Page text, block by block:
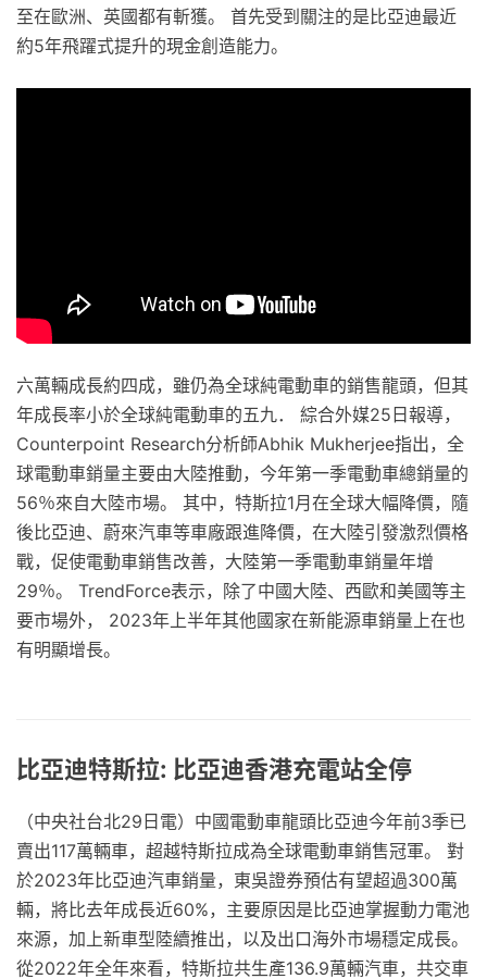
至在歐洲、英國都有斬獲。 首先受到關注的是比亞迪最近
約5年飛躍式提升的現金創造能力。
六萬輛成長約四成，雖仍為全球純電動車的銷售龍頭，但其
年成長率小於全球純電動車的五九． 綜合外媒25日報導，
Counterpoint Research分析師Abhik Mukherjee指出，全
球電動車銷量主要由大陸推動，今年第一季電動車總銷量的
56％來自大陸市場。 其中，特斯拉1月在全球大幅降價，隨
後比亞迪、蔚來汽車等車廠跟進降價，在大陸引發激烈價格
戰，促使電動車銷售改善，大陸第一季電動車銷量年增
29％。 TrendForce表示，除了中國大陸、西歐和美國等主
要市場外， 2023年上半年其他國家在新能源車銷量上在也
有明顯增長。
比亞迪特斯拉: 比亞迪香港充電站全停
（中央社台北29日電）中國電動車龍頭比亞迪今年前3季已
賣出117萬輛車，超越特斯拉成為全球電動車銷售冠軍。 對
於2023年比亞迪汽車銷量，東吳證券預估有望超過300萬
輛，將比去年成長近60%，主要原因是比亞迪掌握動力電池
來源，加上新車型陸續推出，以及出口海外市場穩定成長。
從2022年全年來看，特斯拉共生產136.9萬輛汽車，共交車